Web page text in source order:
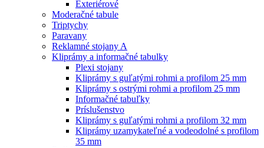
Exteriérové
Moderačné tabule
Triptychy
Paravany
Reklamné stojany A
Kliprámy a informačné tabulky
Plexi stojany
Kliprámy s guľatými rohmi a profilom 25 mm
Kliprámy s ostrými rohmi a profilom 25 mm
Informačné tabuľky
Príslušenstvo
Kliprámy s guľatými rohmi a profilom 32 mm
Kliprámy uzamykateľné a vodeodolné s profilom
35 mm